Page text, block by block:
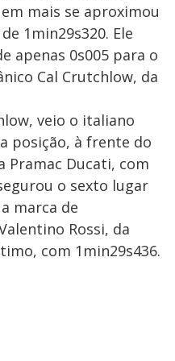
mais se aproximou
1min29s320. Ele
apenas 0s005 para o
Cal Crutchlow, da
veio o italiano
posição, à frente do
Pramac Ducati, com
o sexto lugar
marca de
Rossi, da
com 1min29s436.